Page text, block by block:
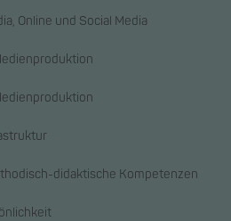
Online und Social Media
didaktische Kompetenzen